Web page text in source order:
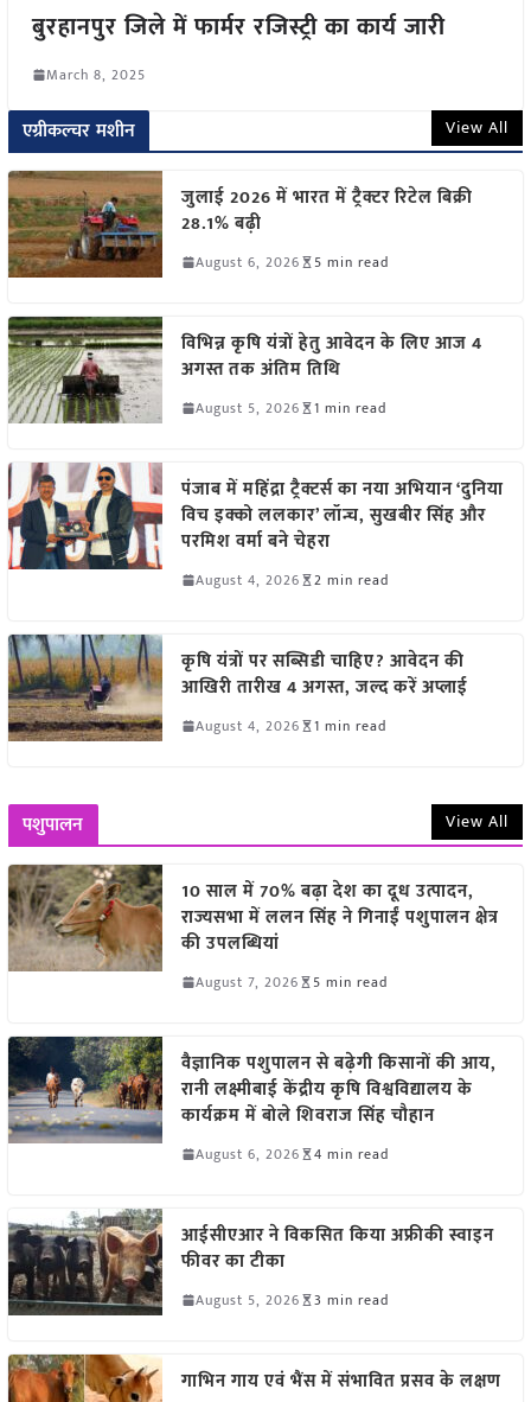
बुरहानपुर जिले में फार्मर रजिस्ट्री का कार्य जारी
March 8, 2025
एग्रीकल्चर मशीन View All
जुलाई 2026 में भारत में ट्रैक्टर रिटेल बिक्री
28.1% बढ़ी
August 6, 2026 5 min read
विभिन्न कृषि यंत्रों हेतु आवेदन के लिए आज 4
अगस्त तक अंतिम तिथि
August 5, 2026 1 min read
पंजाब में महिंद्रा ट्रैक्टर्स का नया अभियान ‘दुनिया
विच इक्को ललकार’ लॉन्च, सुखबीर सिंह और
परमिश वर्मा बने चेहरा
August 4, 2026 2 min read
कृषि यंत्रों पर सब्सिडी चाहिए? आवेदन की
आखिरी तारीख 4 अगस्त, जल्द करें अप्लाई
August 4, 2026 1 min read
पशुपालन View All
10 साल में 70% बढ़ा देश का दूध उत्पादन,
राज्यसभा में ललन सिंह ने गिनाईं पशुपालन क्षेत्र
की उपलब्धियां
August 7, 2026 5 min read
वैज्ञानिक पशुपालन से बढ़ेगी किसानों की आय,
रानी लक्ष्मीबाई केंद्रीय कृषि विश्वविद्यालय के
कार्यक्रम में बोले शिवराज सिंह चौहान
August 6, 2026 4 min read
आईसीएआर ने विकसित किया अफ्रीकी स्वाइन
फीवर का टीका
August 5, 2026 3 min read
गाभिन गाय एवं भैंस में संभावित प्रसव के लक्षण